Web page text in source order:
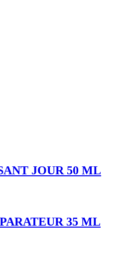
JOUR 50 ML
35 ML